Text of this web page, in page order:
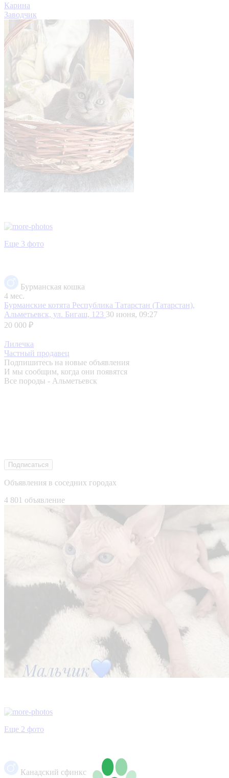
Карина
Заводчик
Еще 3 фото
Бурманская кошка
4 мес.
Бурманские котята Республика Татарстан (Татарстан),
Альметьевск, ул. Бигаш, 123 30 июня, 09:27
20 000 ₽
Лилечка
Частный продавец
Подпишитесь на новые объявления
И мы сообщим, когда они появятся
Все породы - Альметьевск
Подписаться
Объявления в соседних городах
4 801 объявление
Еще 2 фото
Канадский сфинкс